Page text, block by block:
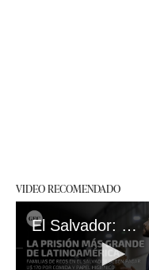
VIDEO RECOMENDADO
El Salvador: así es por dentro la nueva cárcel de Nayib Bukele para las pandillas